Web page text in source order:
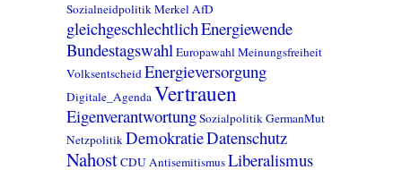
SozialneidpolitikMerkelAfD
gleichgeschlechtlichEnergiewende
BundestagswahlEuropawahlMeinungsfreiheit
VolksentscheidEnergieversorgung
Digitale_AgendaVertrauen
EigenverantwortungSozialpolitikGermanMut
NetzpolitikDemokratieDatenschutz
NahostCDUAntisemitismusLiberalismus